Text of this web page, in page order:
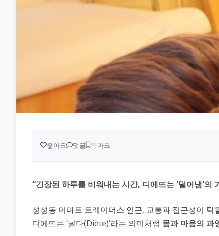
좋아요 댓글 북마크
“긴장된 하루를 비워내는 시간, 디에뜨는 '덜어냄'의
성성동 이마트 트레이더스 인근, 교통과 접근성이 탁
디에뜨는 ‘덜다(Diète)’라는 의미처럼 몸과 마음의 과